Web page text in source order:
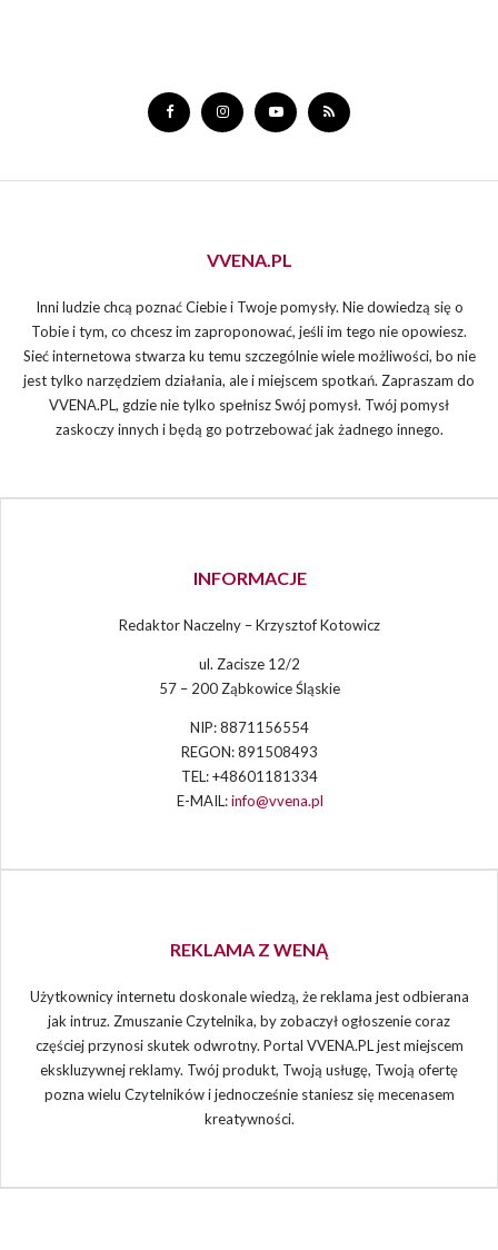
VVENA.PL
Inni ludzie chcą poznać Ciebie i Twoje pomysły. Nie dowiedzą się o
Tobie i tym, co chcesz im zaproponować, jeśli im tego nie opowiesz.
Sieć internetowa stwarza ku temu szczególnie wiele możliwości, bo nie
jest tylko narzędziem działania, ale i miejscem spotkań. Zapraszam do
VVENA.PL, gdzie nie tylko spełnisz Swój pomysł. Twój pomysł
zaskoczy innych i będą go potrzebować jak żadnego innego.
INFORMACJE
Redaktor Naczelny – Krzysztof Kotowicz
ul. Zacisze 12/2
57 – 200 Ząbkowice Śląskie
NIP: 8871156554
REGON: 891508493
TEL: +48601181334
E-MAIL:info@vvena.pl
REKLAMA Z WENĄ
Użytkownicy internetu doskonale wiedzą, że reklama jest odbierana
jak intruz. Zmuszanie Czytelnika, by zobaczył ogłoszenie coraz
częściej przynosi skutek odwrotny. Portal VVENA.PL jest miejscem
ekskluzywnej reklamy. Twój produkt, Twoją usługę, Twoją ofertę
pozna wielu Czytelników i jednocześnie staniesz się mecenasem
kreatywności.